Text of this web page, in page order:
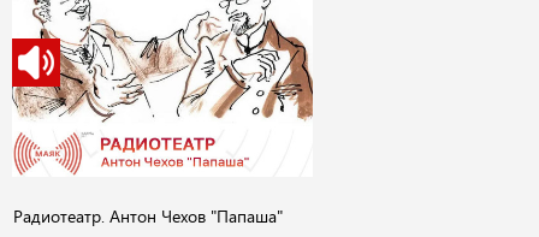
Радиотеатр. Антон Чехов "Папаша"